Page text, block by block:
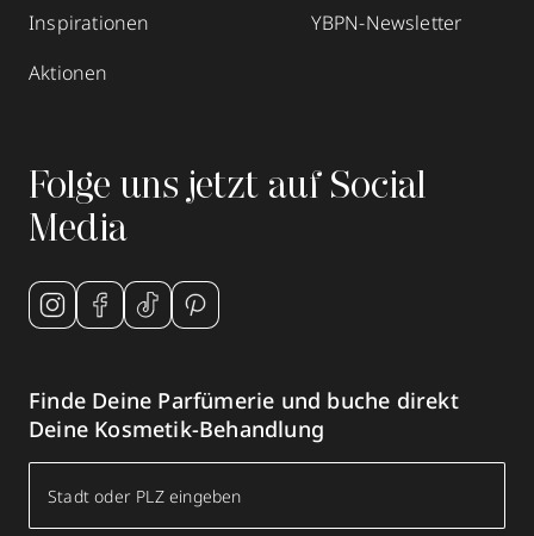
Inspirationen
Aktionen
YBPN-Newsletter
Folge uns jetzt auf Social
Media
Finde Deine Parfümerie und buche direkt
Deine Kosmetik-Behandlung